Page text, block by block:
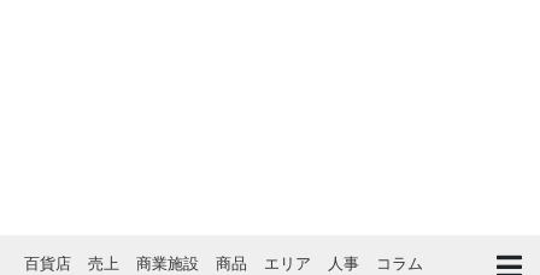
百貨店 売上 商業施設 商品 エリア 人事
コラム